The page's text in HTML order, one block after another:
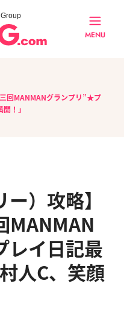
MENU
回MANMANグランプリ”★プ
！」
）攻略】
MANMAN
イ日記最
人C、笑顔